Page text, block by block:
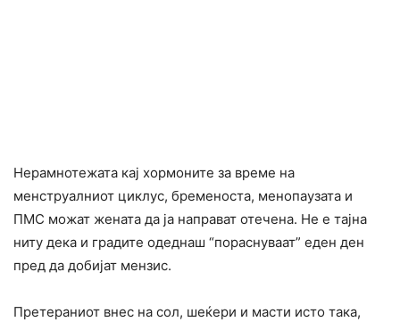
Нерамнотежата кај хормоните за време на
менструалниот циклус, бременоста, менопаузата и
ПМС можат жената да ја направат отечена. Не е тајна
ниту дека и градите одеднаш “пораснуваат” еден ден
пред да добијат мензис.
Претераниот внес на сол, шеќери и масти исто така,